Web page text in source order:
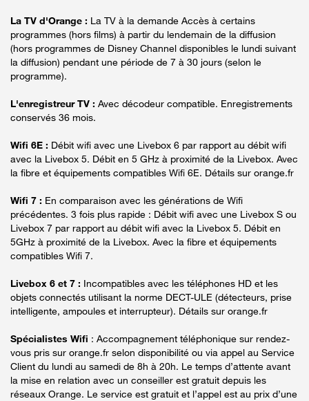
La TV d'Orange : La TV à la demande Accès à certains
programmes (hors films) à partir du lendemain de la diffusion
(hors programmes de Disney Channel disponibles le lundi suivant
la diffusion) pendant une période de 7 à 30 jours (selon le
programme).
L'enregistreur TV : Avec décodeur compatible. Enregistrements
conservés 36 mois.
Wifi 6E : Débit wifi avec une Livebox 6 par rapport au débit wifi
avec la Livebox 5. Débit en 5 GHz à proximité de la Livebox. Avec
la fibre et équipements compatibles Wifi 6E. Détails sur orange.fr
Wifi 7 : En comparaison avec les générations de Wifi
précédentes. 3 fois plus rapide : Débit wifi avec une Livebox S ou
Livebox 7 par rapport au débit wifi avec la Livebox 5. Débit en
5GHz à proximité de la Livebox. Avec la fibre et équipements
compatibles Wifi 7.
Livebox 6 et 7 : Incompatibles avec les téléphones HD et les
objets connectés utilisant la norme DECT-ULE (détecteurs, prise
intelligente, ampoules et interrupteur). Détails sur orange.fr
Spécialistes Wifi : Accompagnement téléphonique sur rendez-
vous pris sur orange.fr selon disponibilité ou via appel au Service
Client du lundi au samedi de 8h à 20h. Le temps d’attente avant
la mise en relation avec un conseiller est gratuit depuis les
réseaux Orange. Le service est gratuit et l’appel est au prix d’une